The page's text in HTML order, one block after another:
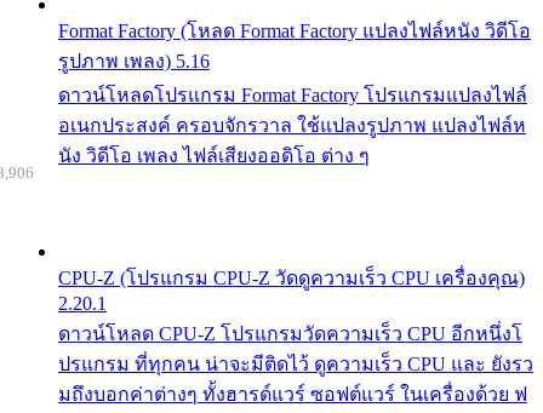
Format Factory (โหลด Format Factory แปลงไฟล์หนัง วิดีโอ
รูปภาพ เพลง) 5.16
ดาวน์โหลดโปรแกรม Format Factory โปรแกรมแปลงไฟล์
อเนกประสงค์ ครอบจักรวาล ใช้แปลงรูปภาพ แปลงไฟล์ห
นัง วิดีโอ เพลง ไฟล์เสียงออดิโอ ต่าง ๆ
CPU-Z (โปรแกรม CPU-Z วัดดูความเร็ว CPU เครื่องคุณ)
2.20.1
ดาวน์โหลด CPU-Z โปรแกรมวัดความเร็ว CPU อีกหนึ่งโ
ปรแกรม ที่ทุกคน น่าจะมีติดไว้ ดูความเร็ว CPU และ ยังรว
มถึงบอกค่าต่างๆ ทั้งฮารด์แวร์ ซอฟต์แวร์ ในเครื่องด้วย ฟ